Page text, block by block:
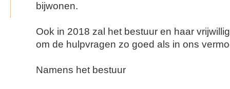
bijwonen.
Ook in 2018 zal het bestuur en haar
om de hulpvragen zo goed als in ons
Namens het bestuur